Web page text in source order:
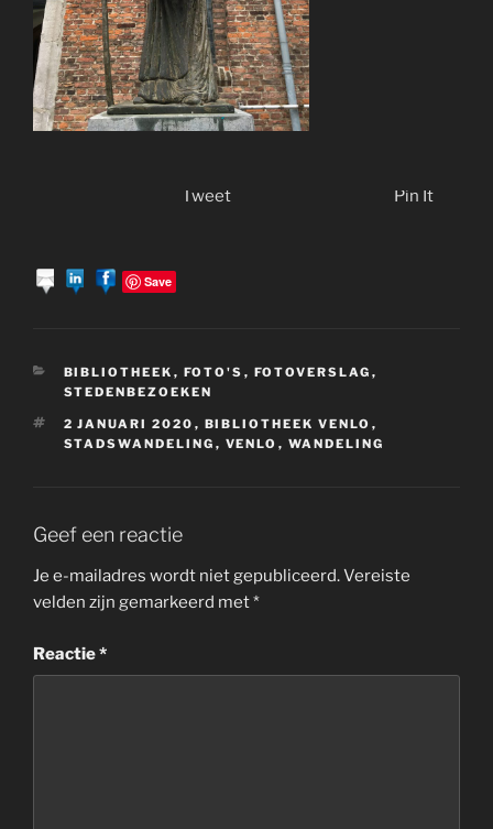
Tweet Pin It
Save
CATEGORIEËN
BIBLIOTHEEK , FOTO'S , FOTOVERSLAG ,
STEDENBEZOEKEN
TAGS
2 JANUARI 2020 , BIBLIOTHEEK VENLO ,
STADSWANDELING , VENLO , WANDELING
Geef een reactie
Je e-mailadres wordt niet gepubliceerd.Vereiste
velden zijn gemarkeerd met*
Reactie*